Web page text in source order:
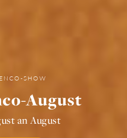
SHOW
August
an August